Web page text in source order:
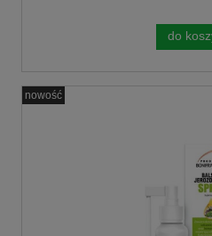
do
nowość